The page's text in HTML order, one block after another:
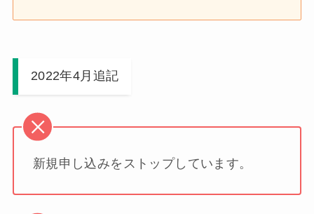
2022年4月追記
新規申し込みをストップしています。